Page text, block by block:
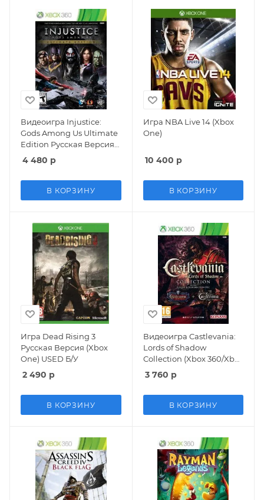
Видеоигра Injustice:
Gods Among Us Ultimate
Edition Русская Версия
(Xbox 360/Xbox One)
4 480 р
В КОРЗИНУ
Игра NBA Live 14 (Xbox
One)
10 400 р
В КОРЗИНУ
Игра Dead Rising 3
Русская Версия (Xbox
One) USED Б/У
2 490 р
В КОРЗИНУ
Видеоигра Castlevania:
Lords of Shadow
Collection (Xbox 360/Xbox
One)
3 760 р
В КОРЗИНУ